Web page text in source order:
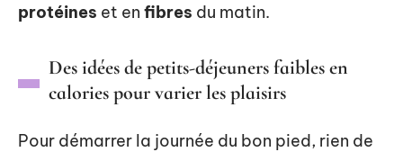
protéines et en fibres du matin.
Des idées de petits-déjeuners faibles en
calories pour varier les plaisirs
Pour démarrer la journée du bon pied, rien de